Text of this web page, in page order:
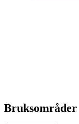
Bruksområder